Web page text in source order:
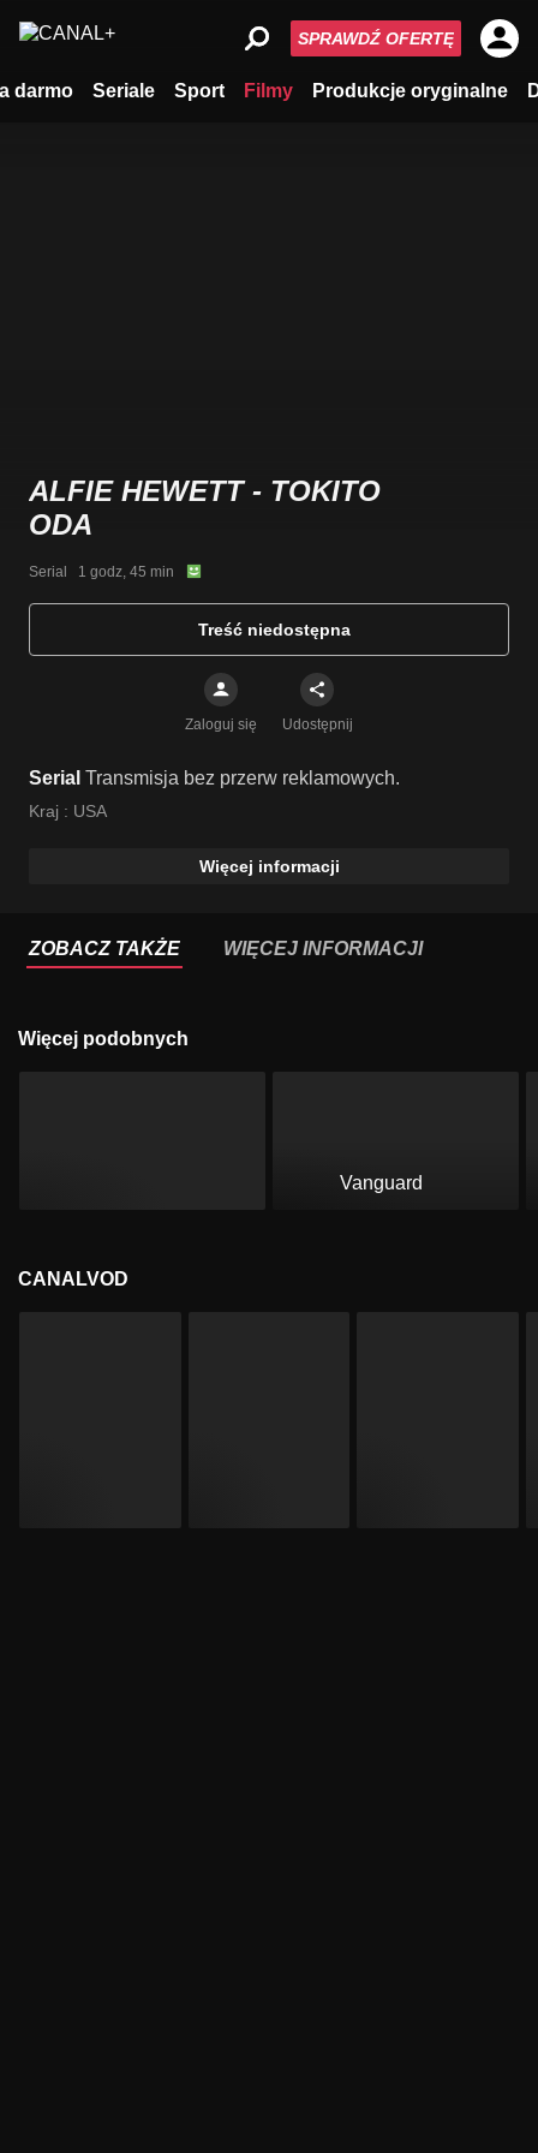
darmo Seriale Sport Filmy Produkcje oryginalne
SPRAWDŹ OFERTĘ
ALFIE HEWETT - TOKITO
ODA
Serial   1 godz, 45 min
Treść niedostępna
Zaloguj się Udostępnij
Serial Transmisja bez przerw reklamowych.
Kraj : USA
Więcej informacji
ZOBACZ TAKŻE WIĘCEJ INFORMACJI
Więcej podobnych
Vanguard
CANALVOD